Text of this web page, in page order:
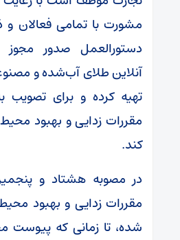
مشورت با تمامی فعالان و
دستورالعمل صدور مجوز
آنلاین طلای آب‌شده و
تهیه کرده و برای تصویب
مقررات زدایی و بهبود
کند.
در مصوبه هشتاد و
مقررات زدایی و بهبود
شده، تا زمانی که پیوست